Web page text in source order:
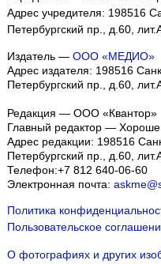
Адрес учредителя: 198516
Петербургский пр., д.60,
Издатель — ООО «МЕДИО»
Адрес издателя: 198516
Петербургский пр., д.60,
Редакция — ООО «Квантор»
Главный редактор —
Адрес редакции: 198516
Петербургский пр., д.60,
Телефон:+7 812 640-06-60
Электронная почта:
Политика
Пользовательское
О фотографиях и других